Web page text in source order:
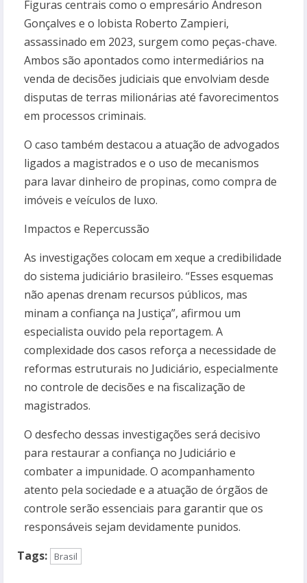
Figuras centrais como o empresário Andreson
Gonçalves e o lobista Roberto Zampieri,
assassinado em 2023, surgem como peças-chave.
Ambos são apontados como intermediários na
venda de decisões judiciais que envolviam desde
disputas de terras milionárias até favorecimentos
em processos criminais.
O caso também destacou a atuação de advogados
ligados a magistrados e o uso de mecanismos
para lavar dinheiro de propinas, como compra de
imóveis e veículos de luxo.
Impactos e Repercussão
As investigações colocam em xeque a credibilidade
do sistema judiciário brasileiro. “Esses esquemas
não apenas drenam recursos públicos, mas
minam a confiança na Justiça”, afirmou um
especialista ouvido pela reportagem. A
complexidade dos casos reforça a necessidade de
reformas estruturais no Judiciário, especialmente
no controle de decisões e na fiscalização de
magistrados.
O desfecho dessas investigações será decisivo
para restaurar a confiança no Judiciário e
combater a impunidade. O acompanhamento
atento pela sociedade e a atuação de órgãos de
controle serão essenciais para garantir que os
responsáveis sejam devidamente punidos.
Tags:
Brasil